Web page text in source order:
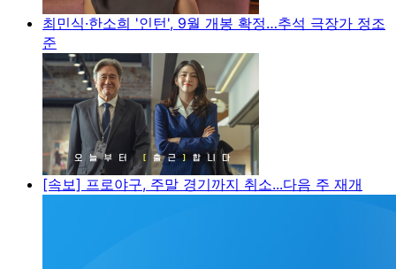
최민식·한소희 '인턴', 9월 개봉 확정…추석 극장가 정조
준
[속보] 프로야구, 주말 경기까지 취소...다음 주 재개